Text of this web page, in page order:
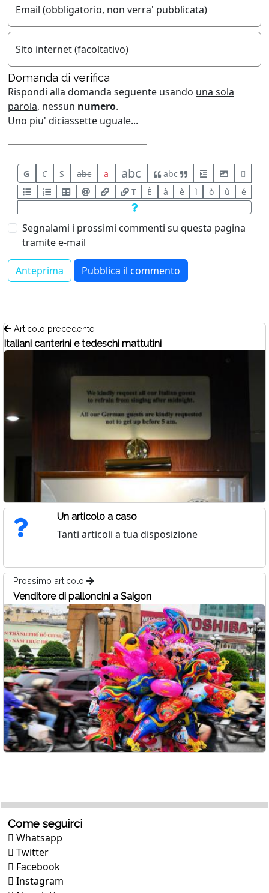
Email (obbligatorio, non verra' pubblicata)
Sito internet (facoltativo)
Domanda di verifica
Rispondi alla domanda seguente usando una sola
parola, nessun numero.
Uno piu' diciassette uguale...
G C S abc a abc
abc
T
È à è ì ò ù é
Segnalami i prossimi commenti su questa pagina
tramite e-mail
Articolo precedente
Italiani canterini e tedeschi mattutini
Un articolo a caso
Tanti articoli a tua disposizione
Prossimo articolo
Venditore di palloncini a Saigon
Come seguirci
Whatsapp
Twitter
Facebook
Instagram